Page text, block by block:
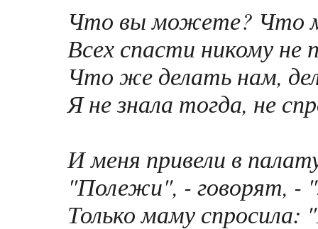
Что вы можете? Что
Всех спасти никому не
Что же делать нам,
Я не знала тогда, не
И меня привели в
"Полежи", - говорят, -
Только маму